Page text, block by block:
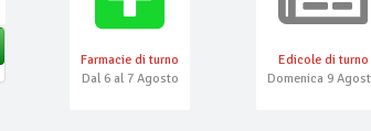
Farmacie di turno
Dal 6 al 7 Agosto
Edicole di turno
Domenica 9